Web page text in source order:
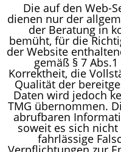
Die auf den Web-
dienen nur der
der Beratung in
bemüht, für die
der Website
gemäß § 7
Korrektheit, die
Qualität der
Daten wird jedoch
TMG übernommen.
abrufbaren
soweit es sich
fahrlässige